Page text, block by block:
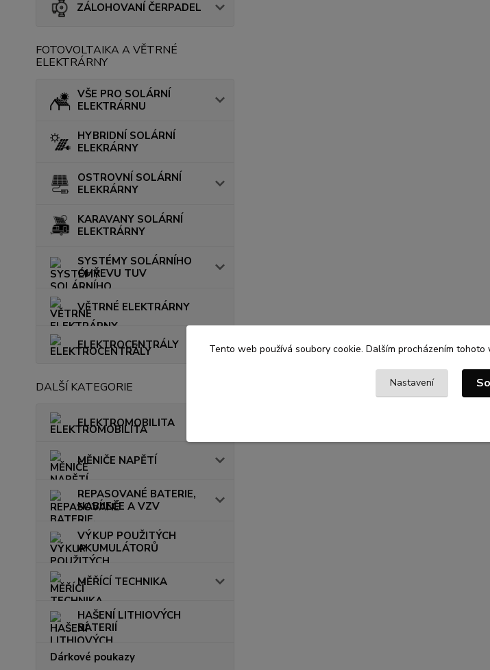
ZÁLOHOVANÍ ČERPADEL
FOTOVOLTAIKA A VĚTRNÉ
ELEKTRÁRNY
VŠE PRO SOLÁRNÍ
ELEKTRÁRNU
HYBRIDNÍ SOLÁRNÍ
ELEKRÁRNY
OSTROVNÍ SOLÁRNÍ
ELEKRÁRNY
KARAVANY SOLÁRNÍ
ELEKTRÁRNY
SYSTÉMY SOLÁRNÍHO
OHŘEVU TUV
VĚTRNÉ ELEKTRÁRNY
ELEKTROCENTRÁLY
DALŠÍ KATEGORIE
ELEKTROMOBILITA
MĚNIČE NAPĚTÍ
REPASOVANÉ BATERIE,
NABÍJEČE A VZV
VÝKUP POUŽITÝCH
AKUMULÁTORŮ
MĚŘÍCÍ TECHNIKA
HAŠENÍ LITHIOVÝCH
BATERIÍ
Dárkové poukazy
Tento web používá soubory cookie. Dalším procházením
Nastavení